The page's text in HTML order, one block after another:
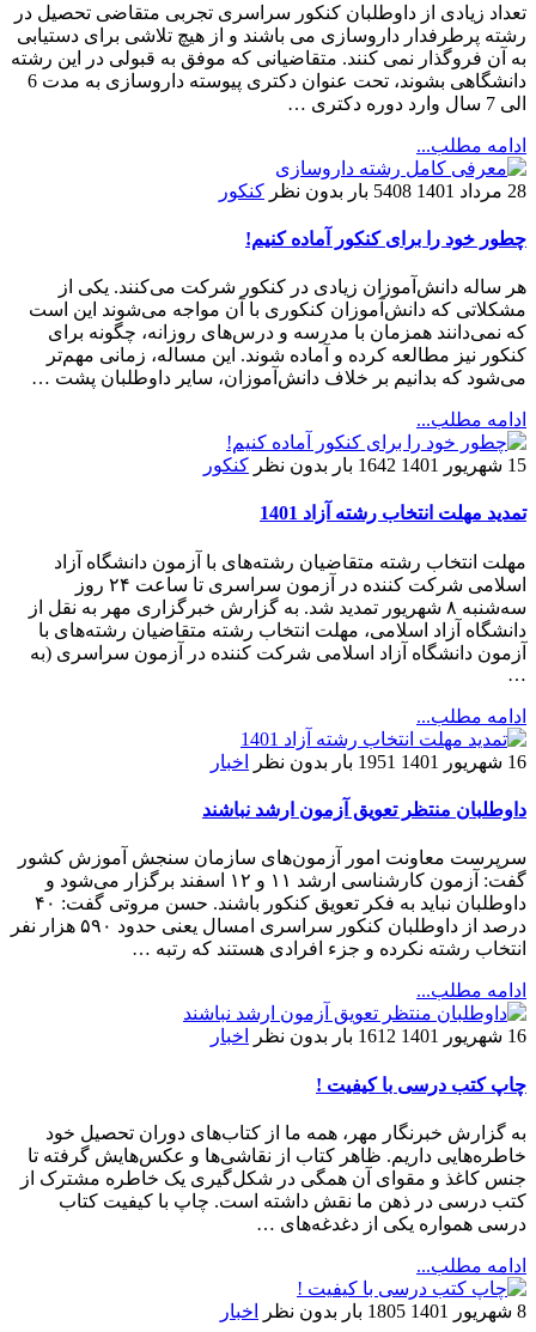
تعداد زیادی از داوطلبان کنکور سراسری تجربی متقاضی تحصیل در
رشته پرطرفدار داروسازی می باشند و از هیچ تلاشی برای دستیابی
به آن فروگذار نمی کنند. متقاضیانی که موفق به قبولی در این رشته
دانشگاهی بشوند، تحت عنوان دکتری پیوسته داروسازی به مدت 6
الی 7 سال وارد دوره دکتری …
ادامه مطلب...
28 مرداد 1401 5408 بار بدون نظر کنکور
چطور خود را برای کنکور آماده کنیم!
هر ساله دانش‌آموزان زیادی در کنکور شرکت می‌کنند. یکی از
مشکلاتی که دانش‌آموزان کنکوری با آن مواجه می‌شوند این است
که نمی‌دانند همزمان با مدرسه و درس‌های روزانه، چگونه برای
کنکور نیز مطالعه کرده و آماده شوند. این مساله، زمانی مهم‌تر
می‌شود که بدانیم بر خلاف دانش‌آموزان، سایر داوطلبان پشت …
ادامه مطلب...
15 شهریور 1401 1642 بار بدون نظر کنکور
تمدید مهلت انتخاب رشته آزاد 1401
مهلت انتخاب رشته متقاضیان رشته‌های با آزمون دانشگاه آزاد
اسلامی شرکت کننده در آزمون سراسری تا ساعت ۲۴ روز
سه‌شنبه ۸ شهریور تمدید شد. به گزارش خبرگزاری مهر به نقل از
دانشگاه آزاد اسلامی، مهلت انتخاب رشته متقاضیان رشته‌های با
آزمون دانشگاه آزاد اسلامی شرکت کننده در آزمون سراسری (به
…
ادامه مطلب...
16 شهریور 1401 1951 بار بدون نظر اخبار
داوطلبان منتظر تعویق آزمون ارشد نباشند
سرپرست معاونت امور آزمون‌های سازمان سنجش آموزش کشور
گفت: آزمون کارشناسی ارشد ۱۱ و ۱۲ اسفند برگزار می‌شود و
داوطلبان نباید به فکر تعویق کنکور باشند. حسن مروتی گفت: ۴۰
درصد از داوطلبان کنکور سراسری امسال یعنی حدود ۵۹۰ هزار نفر
انتخاب رشته نکرده و جزء افرادی هستند که رتبه …
ادامه مطلب...
16 شهریور 1401 1612 بار بدون نظر اخبار
چاپ کتب درسی با کیفیت !
به گزارش خبرنگار مهر، همه ما از کتاب‌های دوران تحصیل خود
خاطره‌هایی داریم. ظاهر کتاب از نقاشی‌ها و عکس‌هایش گرفته تا
جنس کاغذ و مقوای آن همگی در شکل‌گیری یک خاطره مشترک از
کتب درسی در ذهن ما نقش داشته است. چاپ با کیفیت کتاب
درسی همواره یکی از دغدغه‌های …
ادامه مطلب...
8 شهریور 1401 1805 بار بدون نظر اخبار